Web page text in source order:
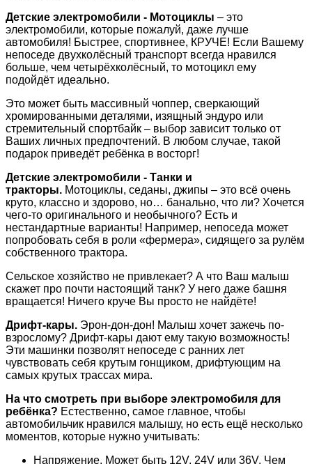
Детские электромобили - Мотоциклы – это
электромобили, которые пожалуй, даже лучше
автомобиля! Быстрее, спортивнее, КРУЧЕ! Если Вашему
непоседе двухколёсный транспорт всегда нравился
больше, чем четырёхколёсный, то мотоцикл ему
подойдёт идеально.
Это может быть массивный чоппер, сверкающий
хромированными деталями, изящный эндуро или
стремительный спортбайк – выбор зависит только от
Ваших личных предпочтений. В любом случае, такой
подарок приведёт ребёнка в восторг!
Детские электромобили - Танки и
тракторы. Мотоциклы, седаны, джипы – это всё очень
круто, классно и здорово, но… банально, что ли? Хочется
чего-то оригинального и необычного? Есть и
нестандартные варианты! Например, непоседа может
попробовать себя в роли «фермера», сидящего за рулём
собственного трактора.
Сельское хозяйство не привлекает? А что Ваш малыш
скажет про почти настоящий танк? У него даже башня
вращается! Ничего круче Вы просто не найдёте!
Дрифт-кары. Эрон-дон-дон! Малыш хочет зажечь по-
взрослому? Дрифт-кары дают ему такую возможность!
Эти машинки позволят непоседе с ранних лет
чувствовать себя крутым гонщиком, дрифтующим на
самых крутых трассах мира.
На что смотреть при выборе электромобиля для
ребёнка? Естественно, самое главное, чтобы
автомобильчик нравился малышу, но есть ещё несколько
моментов, которые нужно учитывать:
Напряжение. Может быть 12V, 24V или 36V. Чем